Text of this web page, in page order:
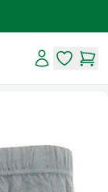
Account
items in